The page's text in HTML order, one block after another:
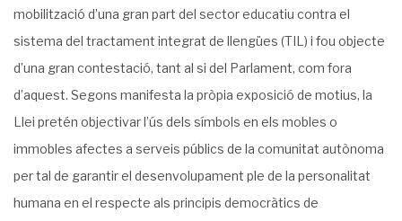
mobilització d’una gran part del sector educatiu contra el
sistema del tractament integrat de llengües (TIL) i fou objecte
d’una gran contestació, tant al si del Parlament, com fora
d’aquest. Segons manifesta la pròpia exposició de motius, la
Llei pretén objectivar l’ús dels símbols en els mobles o
immobles afectes a serveis públics de la comunitat autònoma
per tal de garantir el desenvolupament ple de la personalitat
humana en el respecte als principis democràtics de